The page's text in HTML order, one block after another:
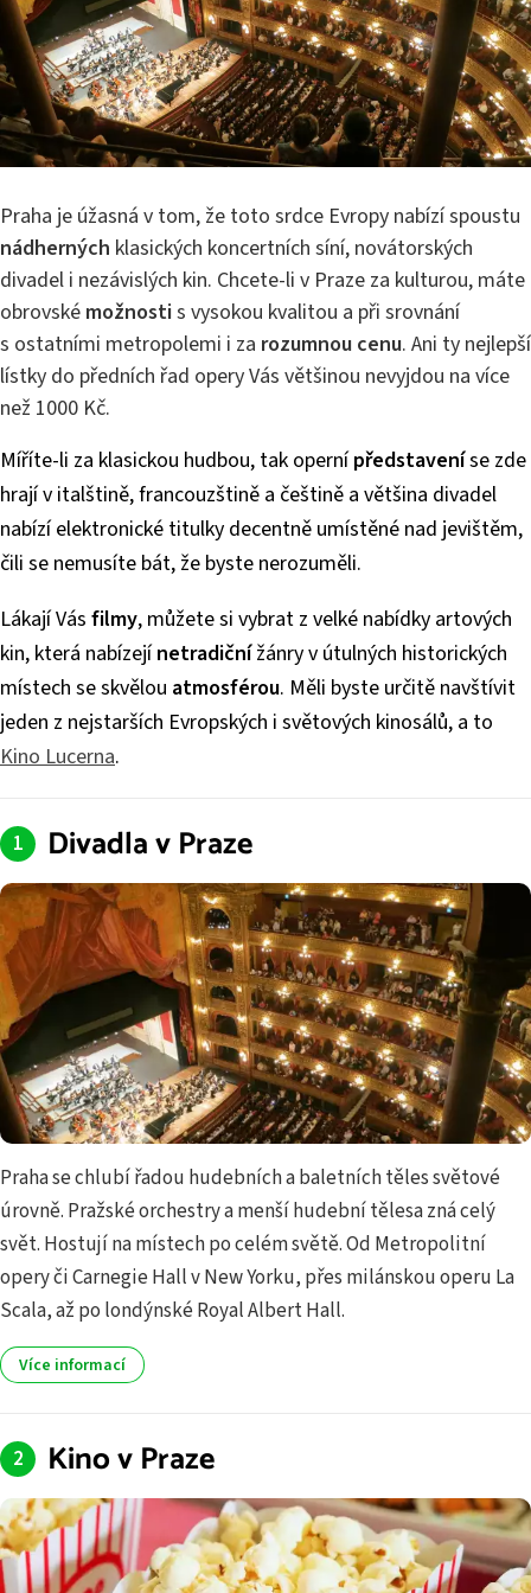
Praha je úžasná v tom, že toto srdce Evropy nabízí spoustu
nádherných klasických koncertních síní, novátorských
divadel i nezávislých kin. Chcete-li v Praze za kulturou, máte
obrovské možnostis vysokou kvalitou a při srovnání
s ostatními metropolemi i za rozumnou cenu. Ani ty nejlepší
lístky do předních řad opery Vás většinou nevyjdou na více
než 1000 Kč.
Míříte-li za klasickou hudbou, tak opernípředstaveníse zde
hrají v italštině, francouzštině a češtině a většina divadel
nabízí elektronické titulky decentně umístěné nad jevištěm,
čili se nemusíte bát, že byste nerozuměli.
Lákají Vás filmy, můžete si vybrat z velké nabídky artových
kin, která nabízejínetradičnížánry v útulných historických
místech se skvělou atmosférou. Měli byste určitě navštívit
jeden z nejstarších Evropských i světových kinosálů, a to
Kino Lucerna.
Divadla v Praze
Praha se chlubí řadou hudebních a baletních těles světové
úrovně. Pražské orchestry a menší hudební tělesa zná celý
svět. Hostují na místech po celém světě. Od Metropolitní
opery či Carnegie Hall v New Yorku, přes milánskou operu La
Scala, až po londýnské Royal Albert Hall.
Více informací
Kino v Praze